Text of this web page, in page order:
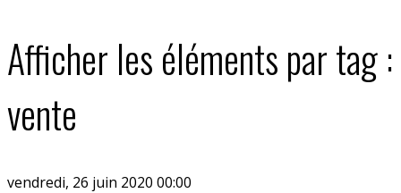
Afficher les éléments par tag :
vente
vendredi, 26 juin 2020 00:00